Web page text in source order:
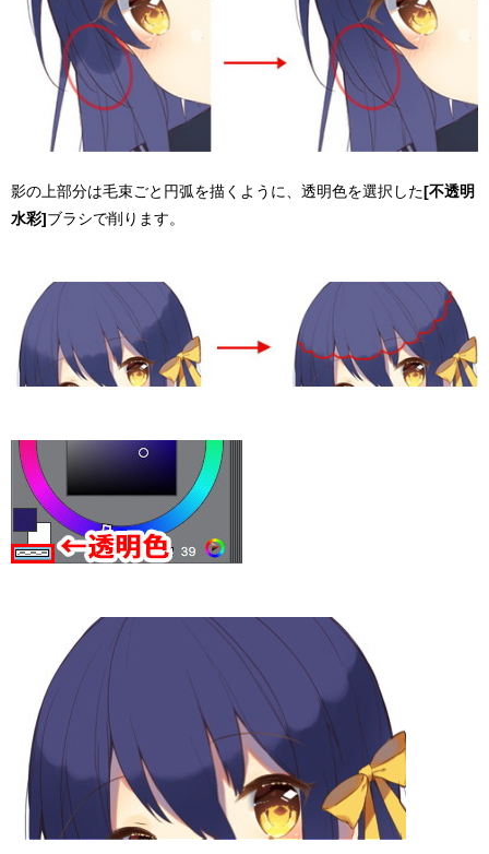
影の上部分は毛束ごと円弧を描くように、透明色を選択した[不透明
水彩]ブラシで削ります。